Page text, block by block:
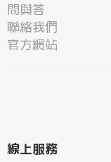
問與答
聯絡我們
官方網站
線上服務